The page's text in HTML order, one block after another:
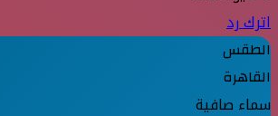
اترك رد
الطقس
القاهرة
سماء صافية